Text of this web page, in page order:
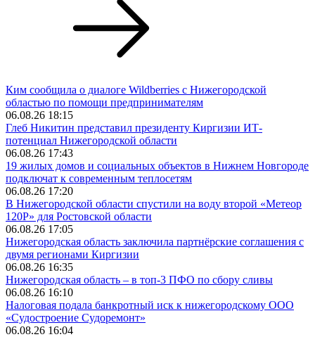
Ким сообщила о диалоге Wildberries с Нижегородской
областью по помощи предпринимателям
06.08.26 18:15
Глеб Никитин представил президенту Киргизии ИТ-
потенциал Нижегородской области
06.08.26 17:43
19 жилых домов и социальных объектов в Нижнем Новгороде
подключат к современным теплосетям
06.08.26 17:20
В Нижегородской области спустили на воду второй «Метеор
120Р» для Ростовской области
06.08.26 17:05
Нижегородская область заключила партнёрские соглашения с
двумя регионами Киргизии
06.08.26 16:35
Нижегородская область – в топ-3 ПФО по сбору сливы
06.08.26 16:10
Налоговая подала банкротный иск к нижегородскому ООО
«Судостроение Судоремонт»
06.08.26 16:04